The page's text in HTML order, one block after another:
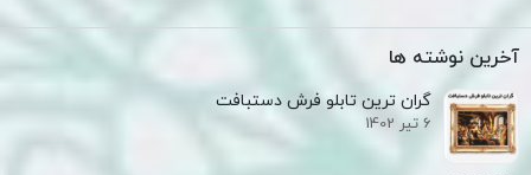
آخرین نوشته ها
گران ترین تابلو فرش دستبافت
6 تیر 1402